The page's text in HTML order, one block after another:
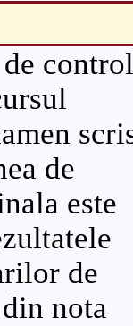
control
de
este
de
nota